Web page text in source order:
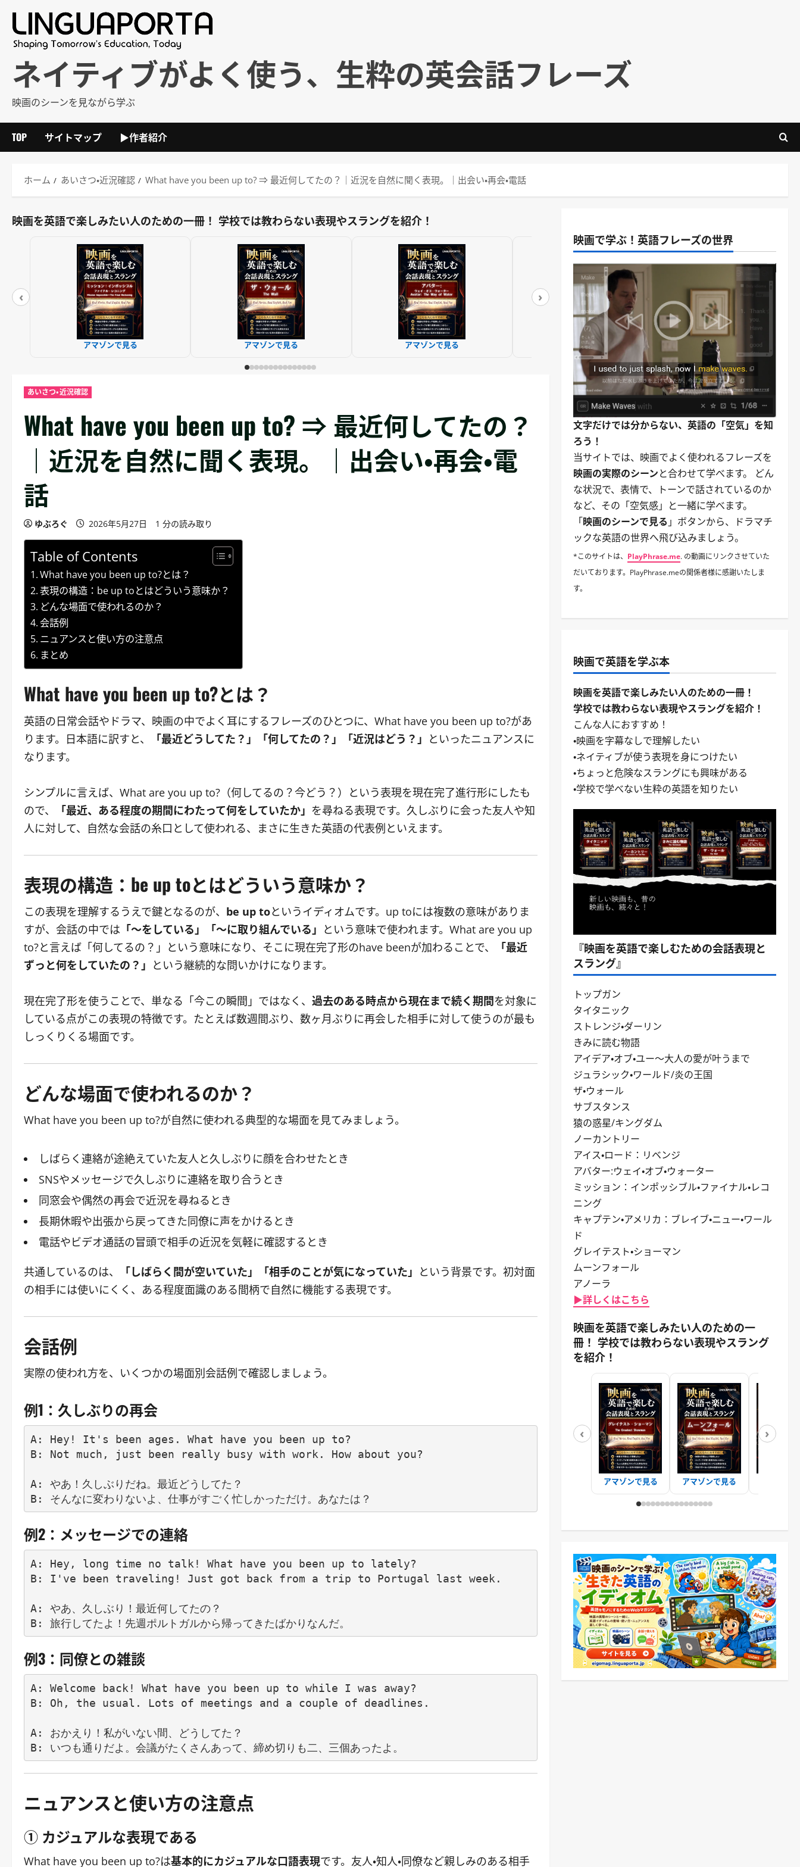
ネイティブがよく使う、生粋の英会話フレーズ
映画のシーンを見ながら学ぶ
TOP サイトマップ ▶作者紹介
ホーム あいさつ・近況確認 What have you been up to? ⇒ 最近何してたの？｜近況を自然に聞く表現。｜出会い・再会・電話
映画を英語で楽しみたい人のための一冊！ 学校では教わらない表現やスラングを紹介！
‹
アマゾンで見る アマゾンで見る アマゾンで見る アマゾンで見る アマゾンで見る
›
あいさつ・近況確認
What have you been up to? ⇒ 最近何してたの？
｜近況を自然に聞く表現。｜出会い・再会・電
話
ゆぶろぐ 2026年5月27日 1 分の読み取り
Table of Contents
What have you been up to?とは？
表現の構造：be up toとはどういう意味か？
どんな場面で使われるのか？
会話例
ニュアンスと使い方の注意点
まとめ
What have you been up to?とは？
英語の日常会話やドラマ、映画の中でよく耳にするフレーズのひとつに、What have you been up to?があ
ります。日本語に訳すと、
「最近どうしてた？」「何してたの？」「近況はどう？」 といったニュアンスに
なります。
シンプルに言えば、What are you up to?（何してるの？今どう？）という表現を現在完了進行形にしたも
ので、
「最近、ある程度の期間にわたって何をしていたか」 を尋ねる表現です。久しぶりに会った友人や知
人に対して、自然な会話の糸口として使われる、まさに生きた英語の代表例といえます。
表現の構造：be up toとはどういう意味か？
この表現を理解するうえで鍵となるのが、 be up toというイディオムです。up toには複数の意味がありま
すが、会話の中では 「〜をしている」「〜に取り組んでいる」 という意味で使われます。What are you up
to?と言えば「何してるの？」という意味になり、そこに現在完了形のhave beenが加わることで、
「最近
ずっと何をしていたの？」 という継続的な問いかけになります。
現在完了形を使うことで、単なる「今この瞬間」ではなく、 過去のある時点から現在まで続く期間を対象に
している点がこの表現の特徴です。たとえば数週間ぶり、数ヶ月ぶりに再会した相手に対して使うのが最も
しっくりくる場面です。
どんな場面で使われるのか？
What have you been up to?が自然に使われる典型的な場面を見てみましょう。
しばらく連絡が途絶えていた友人と久しぶりに顔を合わせたとき
SNSやメッセージで久しぶりに連絡を取り合うとき
同窓会や偶然の再会で近況を尋ねるとき
長期休暇や出張から戻ってきた同僚に声をかけるとき
電話やビデオ通話の冒頭で相手の近況を気軽に確認するとき
共通しているのは、 「しばらく間が空いていた」「相手のことが気になっていた」 という背景です。初対面
の相手には使いにくく、ある程度面識のある間柄で自然に機能する表現です。
会話例
実際の使われ方を、いくつかの場面別会話例で確認しましょう。
例1：久しぶりの再会
A: Hey! It's been ages. What have you been up to?
B: Not much, just been really busy with work. How about you?
A: やあ！久しぶりだね。最近どうしてた？
例2：メッセージでの連絡
A: Hey, long time no talk! What have you been up to lately?
B: I've been traveling! Just got back from a trip to Portugal last week.
A: やあ、久しぶり！最近何してたの？
例3：同僚との雑談
A: Welcome back! What have you been up to while I was away?
B: Oh, the usual. Lots of meetings and a couple of deadlines.
A: おかえり！私がいない間、どうしてた？
ニュアンスと使い方の注意点
① カジュアルな表現である
What have you been up to?は基本的にカジュアルな口語表現です。友人・知人・同僚など親しみのある相手
映画で学ぶ！英語フレーズの世界
文字だけでは分からない、英語の「空気」を知
ろう！
当サイトでは、映画でよく使われるフレーズを
映画の実際のシーンと合わせて学べます。 どん
な状況で、表情で、トーンで話されているのか
など、その「空気感」と一緒に学べます。
「映画のシーンで見る 」ボタンから、ドラマチ
ックな英語の世界へ飛び込みましょう。
*このサイトは、 PlayPhrase.me. の動画にリンクさせていた
だいております。PlayPhrase.meの関係者様に感謝いたしま
す。
映画で英語を学ぶ本
映画を英語で楽しみたい人のための一冊！
学校では教わらない表現やスラングを紹介！
こんな人におすすめ！
・映画を字幕なしで理解したい
・ネイティブが使う表現を身につけたい
・ちょっと危険なスラングにも興味がある
・学校で学べない生粋の英語を知りたい
『映画を英語で楽しむための会話表現と
スラング』
トップガン
タイタニック
ストレンジ・ダーリン
きみに読む物語
アイデア・オブ・ユー～大人の愛が叶うまで
ジュラシック・ワールド/炎の王国
ザ・ウォール
サブスタンス
猿の惑星/キングダム
ノーカントリー
アイス・ロード：リベンジ
アバター:ウェイ・オブ・ウォーター
ミッション：インポッシブル・ファイナル・レコ
ニング
キャプテン・アメリカ：ブレイブ・ニュー・ワール
ド
グレイテスト・ショーマン
ムーンフォール
アノーラ
▶詳しくはこちら
映画を英語で楽しみたい人のための一
冊！ 学校では教わらない表現やスラング
を紹介！
‹
アマゾンで見る アマゾンで見る
›